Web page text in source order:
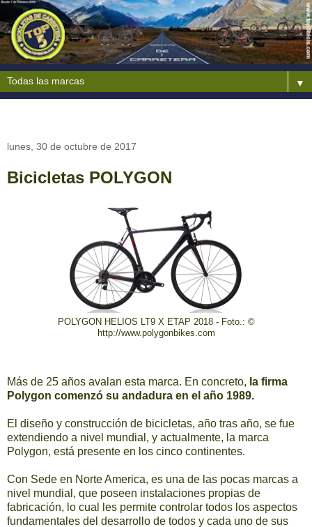
▼
lunes, 30 de octubre de 2017
Bicicletas POLYGON
POLYGON HELIOS LT9 X ETAP 2018 - Foto.: ©
http://www.polygonbikes.com
Más de 25 años avalan esta marca. En concreto, la firma
Polygon comenzó su andadura en el año 1989.
El diseño y construcción de bicicletas, año tras año, se fue
extendiendo a nivel mundial, y actualmente, la marca
Polygon, está presente en los cinco continentes.
Con Sede en Norte America, es una de las pocas marcas a
nivel mundial, que poseen instalaciones propias de
fabricación, lo cual les permite controlar todos los aspectos
fundamentales del desarrollo de todos y cada uno de sus